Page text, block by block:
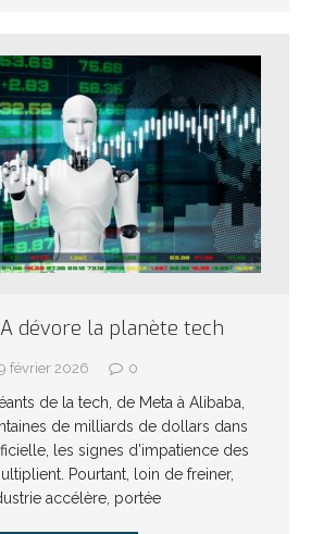
dévore la planète tech
février 2026 0
de la tech, de Meta à Alibaba,
de milliards de dollars dans
les signes d’impatience des
Pourtant, loin de freiner,
accélère, portée